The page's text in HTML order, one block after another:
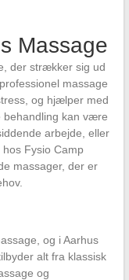
Massage
der strækker sig ud
massage
og hjælper med
behandling kan være
arbejde, eller
Fysio Camp
massager, der er
og i Aarhus
alt fra klassisk
og